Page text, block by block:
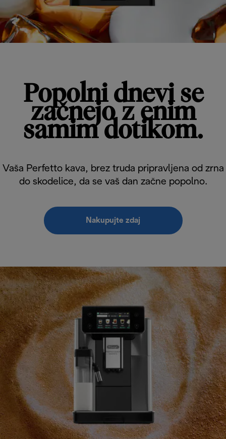
Popolni dnevi se
začnejo z enim
samim dotikom.
Vaša Perfetto kava, brez truda pripravljena od zrna
do skodelice, da se vaš dan začne popolno.
Nakupujte zdaj